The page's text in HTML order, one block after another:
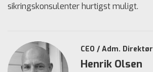
sikringskonsulenter hurtigst muligt.
CEO / Adm. Direktør
Henrik Olsen